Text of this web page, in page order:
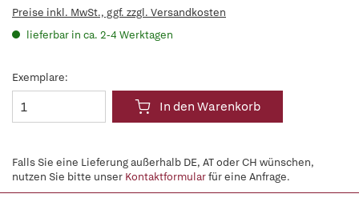
Preise inkl. MwSt., ggf. zzgl. Versandkosten
lieferbar in ca. 2-4 Werktagen
Exemplare:
In den Warenkorb
Falls Sie eine Lieferung außerhalb DE, AT oder CH wünschen,
nutzen Sie bitte unser Kontaktformularfür eine Anfrage.